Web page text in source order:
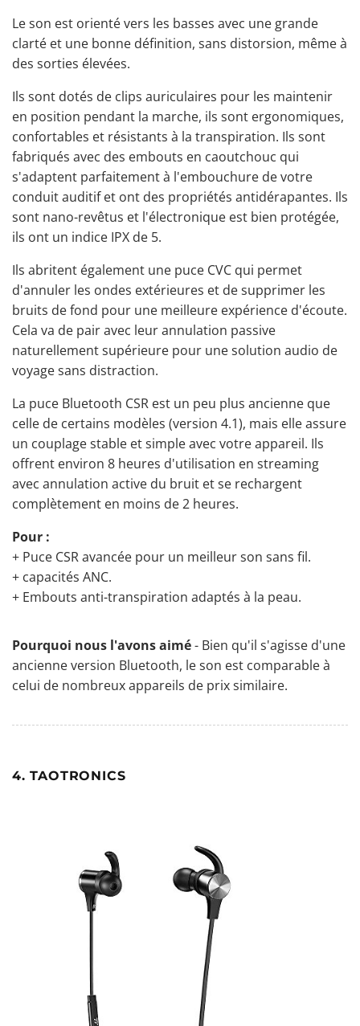
Le son est orienté vers les basses avec une grande
clarté et une bonne définition, sans distorsion, même à
des sorties élevées.
Ils sont dotés de clips auriculaires pour les maintenir
en position pendant la marche, ils sont ergonomiques,
confortables et résistants à la transpiration. Ils sont
fabriqués avec des embouts en caoutchouc qui
s'adaptent parfaitement à l'embouchure de votre
conduit auditif et ont des propriétés antidérapantes. Ils
sont nano-revêtus et l'électronique est bien protégée,
ils ont un indice IPX de 5.
Ils abritent également une puce CVC qui permet
d'annuler les ondes extérieures et de supprimer les
bruits de fond pour une meilleure expérience d'écoute.
Cela va de pair avec leur annulation passive
naturellement supérieure pour une solution audio de
voyage sans distraction.
La puce Bluetooth CSR est un peu plus ancienne que
celle de certains modèles (version 4.1), mais elle assure
un couplage stable et simple avec votre appareil. Ils
offrent environ 8 heures d'utilisation en streaming
avec annulation active du bruit et se rechargent
complètement en moins de 2 heures.
Pour :
+ Puce CSR avancée pour un meilleur son sans fil.
+ capacités ANC.
+ Embouts anti-transpiration adaptés à la peau.
Pourquoi nous l'avons aimé- Bien qu'il s'agisse d'une
ancienne version Bluetooth, le son est comparable à
celui de nombreux appareils de prix similaire.
4. TAOTRONICS